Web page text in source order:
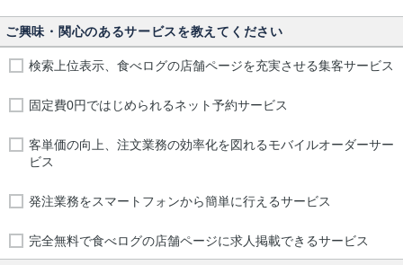
ご興味・関心のあるサービスを教えてください
検索上位表示、食べログの店舗ページを充実させる集客サービス
固定費0円ではじめられるネット予約サービス
客単価の向上、注文業務の効率化を図れるモバイルオーダーサー
ビス
発注業務をスマートフォンから簡単に行えるサービス
完全無料で食べログの店舗ページに求人掲載できるサービス